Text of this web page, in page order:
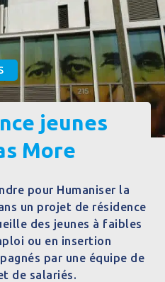
jeunes
More
pour Humaniser la
un projet de résidence
des jeunes à faibles
ou en insertion
par une équipe de
de salariés.